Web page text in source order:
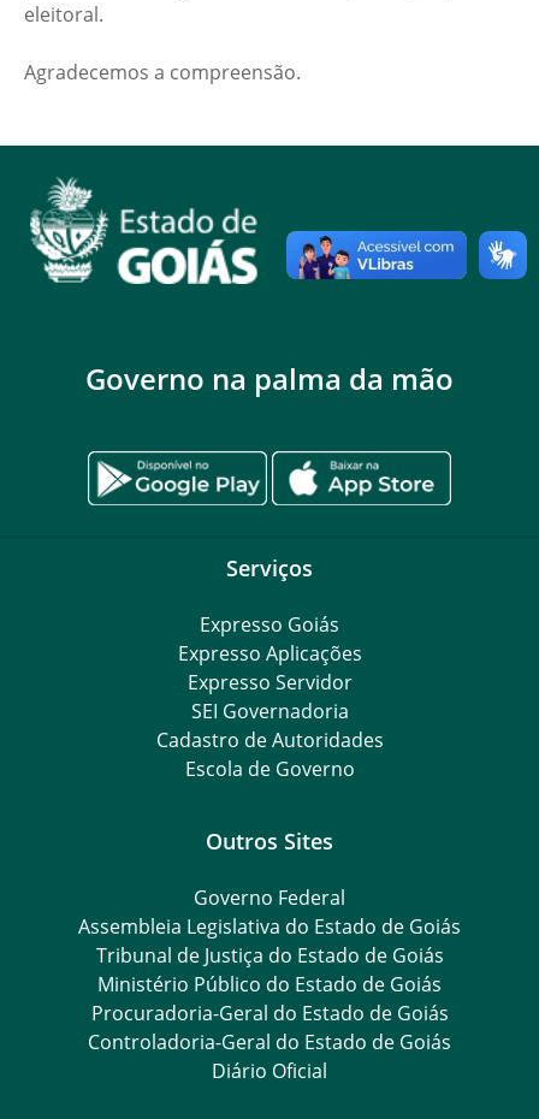
eleitoral.
Agradecemos a compreensão.
Governo na palma da mão
Serviços
Expresso Goiás
Expresso Aplicações
Expresso Servidor
SEI Governadoria
Cadastro de Autoridades
Escola de Governo
Outros Sites
Governo Federal
Assembleia Legislativa do Estado de Goiás
Tribunal de Justiça do Estado de Goiás
Ministério Público do Estado de Goiás
Procuradoria-Geral do Estado de Goiás
Controladoria-Geral do Estado de Goiás
Diário Oficial